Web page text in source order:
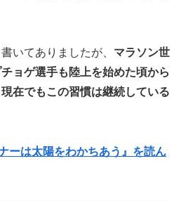
いてありましたが、 マラソン世
ョゲ選手も陸上を始めた頃から
在でもこの習慣は継続している
ーは太陽をわかちあう』を読ん